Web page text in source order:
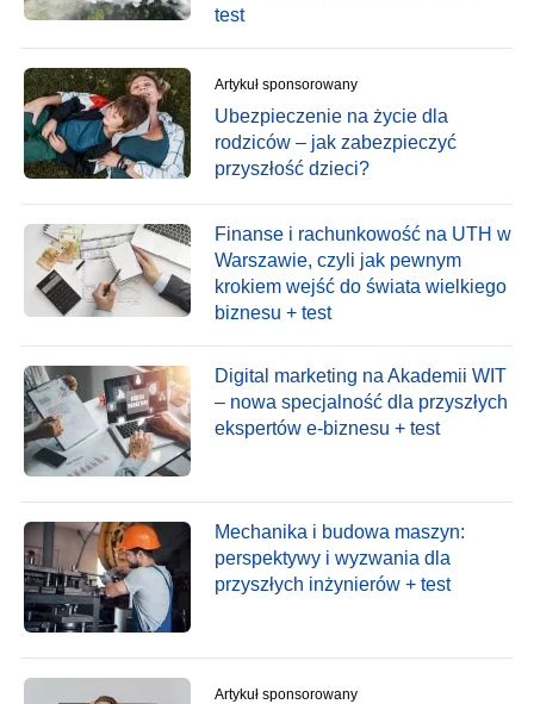
test
Artykuł sponsorowany
Ubezpieczenie na życie dla
rodziców – jak zabezpieczyć
przyszłość dzieci?
Finanse i rachunkowość na UTH w
Warszawie, czyli jak pewnym
krokiem wejść do świata wielkiego
biznesu + test
Digital marketing na Akademii WIT
– nowa specjalność dla przyszłych
ekspertów e-biznesu + test
Mechanika i budowa maszyn:
perspektywy i wyzwania dla
przyszłych inżynierów + test
Artykuł sponsorowany